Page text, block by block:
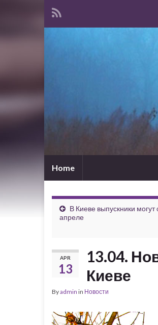
Home
В Киеве выпускники могут
апреле
APR
13
13.04.
Киеве
Byadmin in Новости